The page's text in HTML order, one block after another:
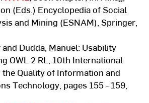
(Eds.) Encyclopedia of Social
and Mining (ESNAM), Springer,
Dudda, Manuel: Usability
OWL 2 RL, 10th International
the Quality of Information and
Technology, pages 155 - 159,